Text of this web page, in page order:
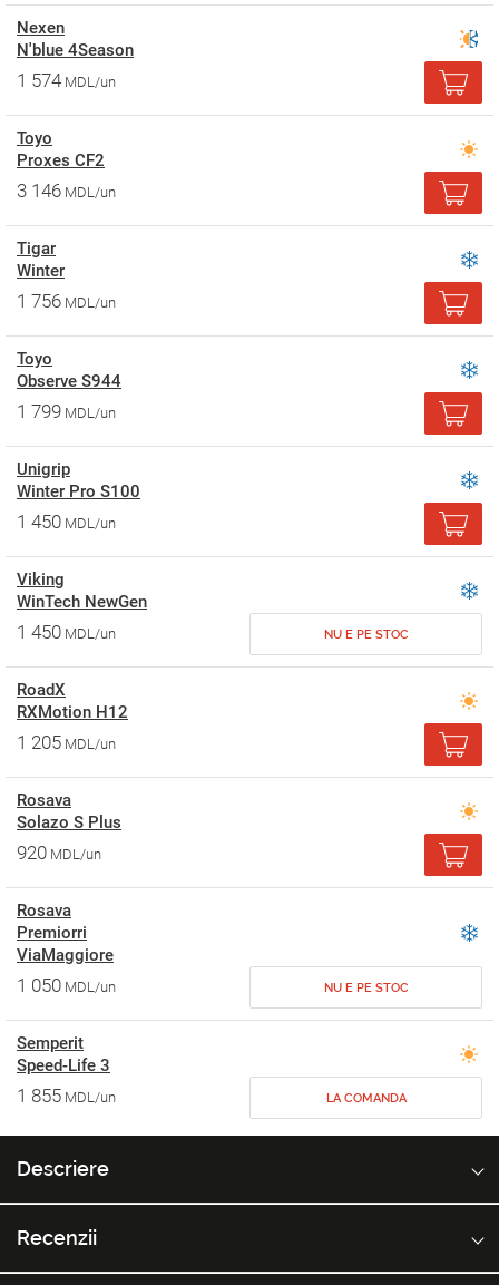
Nexen
N'blue 4Season
1 574 MDL/un
Toyo
Proxes CF2
3 146 MDL/un
Tigar
Winter
1 756 MDL/un
Toyo
Observe S944
1 799 MDL/un
Unigrip
Winter Pro S100
1 450 MDL/un
Viking
WinTech NewGen
1 450 MDL/un NU E PE STOC
RoadX
RXMotion H12
1 205 MDL/un
Rosava
Solazo S Plus
920 MDL/un
Rosava
Premiorri
ViaMaggiore
1 050 MDL/un NU E PE STOC
Semperit
Speed-Life 3
1 855 MDL/un LA COMANDA
Descriere
Recenzii